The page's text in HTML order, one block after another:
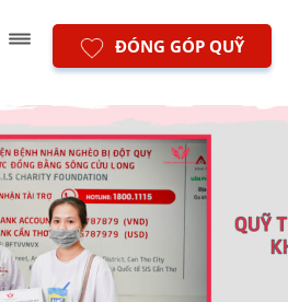
ĐÓNG GÓP QUỸ